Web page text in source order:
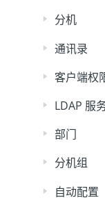
分机
通讯录
客户端权
LDAP 服
部门
分机组
自动配置